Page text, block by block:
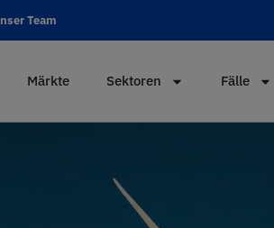
Team
Märkte Sektoren Fälle